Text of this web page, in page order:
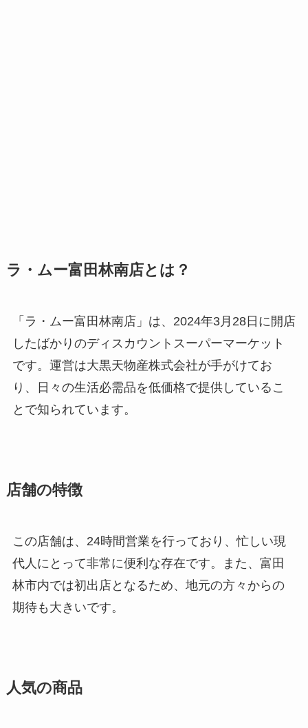
ラ・ムー富田林南店とは？
「ラ・ムー富田林南店」は、2024年3月28日に開店
したばかりのディスカウントスーパーマーケット
です。運営は大黒天物産株式会社が手がけてお
り、日々の生活必需品を低価格で提供しているこ
とで知られています。
店舗の特徴
この店舗は、24時間営業を行っており、忙しい現
代人にとって非常に便利な存在です。また、富田
林市内では初出店となるため、地元の方々からの
期待も大きいです。
人気の商品